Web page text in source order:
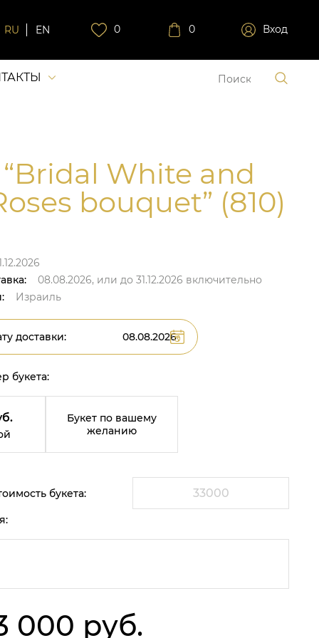
RU EN 0 0 Вход
“Bridal White and
bouquet” (810)
08.08.2026, или до 31.12.2026 включительно
Израиль
доставки:
букета:
Букет по вашему
желанию
букета:
000 руб.